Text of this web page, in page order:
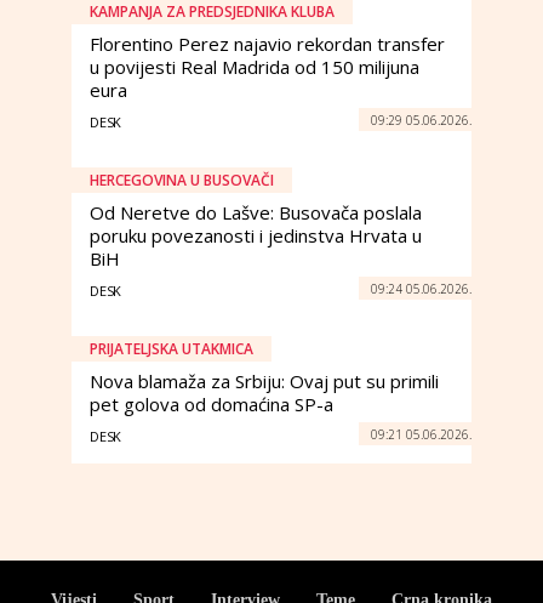
KAMPANJA ZA PREDSJEDNIKA KLUBA
Florentino Perez najavio rekordan transfer
u povijesti Real Madrida od 150 milijuna
eura
DESK 09:29 05.06.2026.
HERCEGOVINA U BUSOVAČI
Od Neretve do Lašve: Busovača poslala
poruku povezanosti i jedinstva Hrvata u
BiH
DESK 09:24 05.06.2026.
PRIJATELJSKA UTAKMICA
Nova blamaža za Srbiju: Ovaj put su primili
pet golova od domaćina SP-a
DESK 09:21 05.06.2026.